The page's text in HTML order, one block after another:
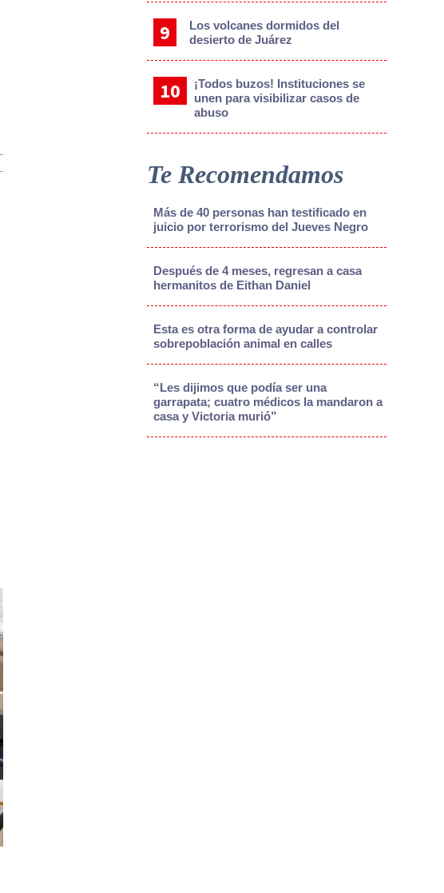
Los volcanes dormidos del
desierto de Juárez
¡Todos buzos! Instituciones se
unen para visibilizar casos de
abuso
Te Recomendamos
Más de 40 personas han testificado en
juicio por terrorismo del Jueves Negro
Después de 4 meses, regresan a casa
hermanitos de Eithan Daniel
Esta es otra forma de ayudar a controlar
sobrepoblación animal en calles
“Les dijimos que podía ser una
garrapata; cuatro médicos la mandaron a
casa y Victoria murió”